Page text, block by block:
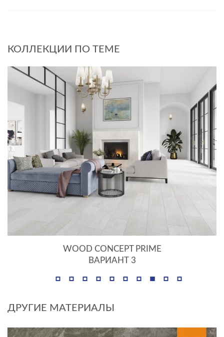
КОЛЛЕКЦИИ ПО ТЕМЕ
WOOD CONCEPT PRIME
ВАРИАНТ 3
ДРУГИЕ МАТЕРИАЛЫ